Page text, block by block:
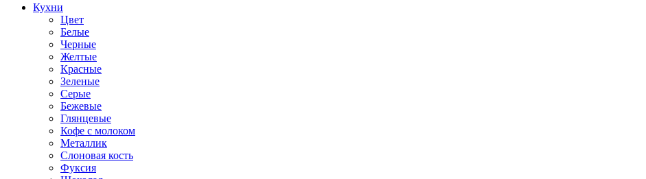
Кухни
Цвет
Белые
Черные
Желтые
Красные
Зеленые
Серые
Бежевые
Глянцевые
Кофе с молоком
Металлик
Слоновая кость
Фуксия